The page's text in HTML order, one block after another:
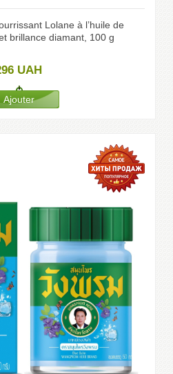
Lolane à l’huile de
brillance diamant, 100 g
UAH